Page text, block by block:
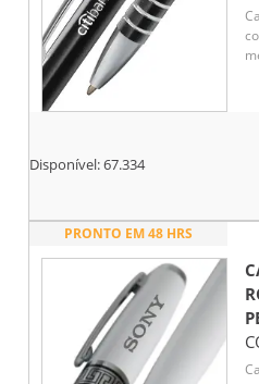
Disponível:67.334
PRONTO EM 48 HRS